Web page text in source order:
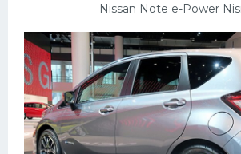
Nissan Note e-Power